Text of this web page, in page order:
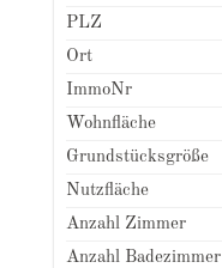
PLZ
Ort
ImmoNr
Wohnfläche
Grundstücksgröße
Nutzfläche
Anzahl Zimmer
Anzahl Badezimmer